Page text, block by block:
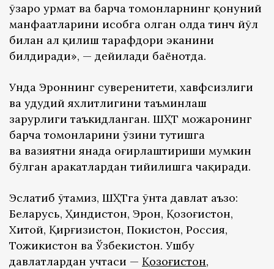
ўзаро ҳурмат ва барча томонларнинг қонуний
манфаатларини ҳисобга олган ҳолда тинч йўл
билан ҳал қилиш тарафдори эканини
билдиради», — дейилади баёнотда.
Унда Эроннинг суверенитети, хавфсизлиги
ва ҳудудий яхлитлигини таъминлаш
зарурлиги таъкидланган. ШҲТ можаронинг
барча томонларини ўзини тутишга
ва вазиятни янада оғирлаштириши мумкин
бўлган ҳаракатлардан тийилишга чақиради.
Эслатиб ўтамиз, ШҲТга ўнта давлат аъзо:
Беларусь, Ҳиндистон, Эрон, Қозоғистон,
Хитой, Қирғизистон, Покистон, Россия,
Тожикистон ва Ўзбекистон. Ушбу
давлатлардан учтаси — Қозоғистон,